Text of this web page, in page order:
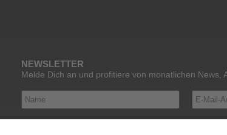
NEWSLETTER
Melde Dich an und profitiere von monatlichen News,